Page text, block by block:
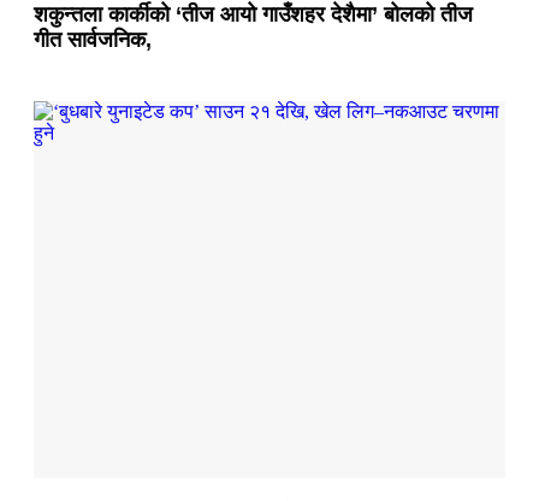
शकुन्तला कार्कीको ‘तीज आयो गाउँशहर देशैमा’ बोलको तीज
गीत सार्वजनिक,